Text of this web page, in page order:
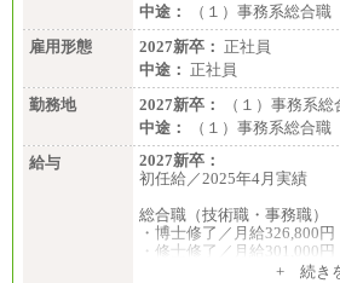
中途：
（１）事務系総合
雇用形態
2027新卒： 正社員
中途： 正社員
勤務地
2027新卒：
（１）事務系
中途：
（１）事務系総合
給与
2027新卒：
初任給／2025年4月実績
総合職（技術職・事務職）
・博士修了／月給326,800円
・修士修了／月給301,000円
・大学卒／月給282,000円
+ 続き